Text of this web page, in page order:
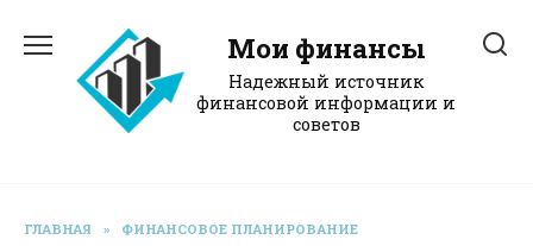
содержанию
Мои финансы
Надежный источник
финансовой информации и
советов
ГЛАВНАЯ » ФИНАНСОВОЕ ПЛАНИРОВАНИЕ